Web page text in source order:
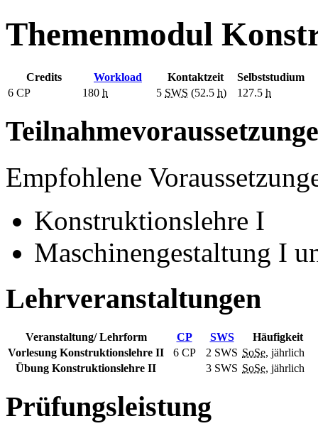
Themenmodul
Credits Workload Kontaktzeit
Selbststudium
6 CP 180 h 5 SWS (52.5 h) 127.5 h
Empfohlene
Konstruktionslehre I
Maschinengestaltung I
Lehrveranstaltungen
Veranstaltung/ Lehrform CP SWS
Häufigkeit
Vorlesung Konstruktionslehre II
6 CP 2 SWS SoSe, jährlich
Übung Konstruktionslehre II
3 SWS SoSe, jährlich
Prüfungsleistung